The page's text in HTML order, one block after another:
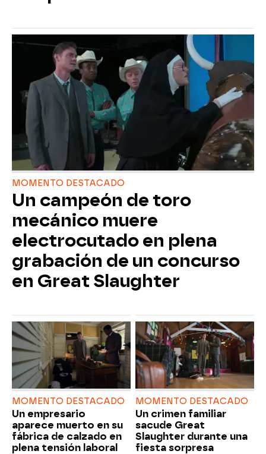
MOMENTO DESTACADO
Un campeón de toro
mecánico muere
electrocutado en plena
grabación de un concurso
en Great Slaughter
MOMENTO DESTACADO
Un empresario
aparece muerto en su
fábrica de calzado en
plena tensión laboral
MOMENTO DESTACADO
Un crimen familiar
sacude Great
Slaughter durante una
fiesta sorpresa